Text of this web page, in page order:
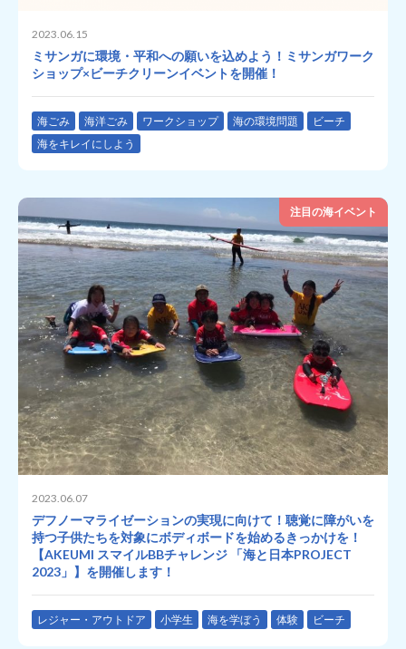
2023.06.15
ミサンガに環境・平和への願いを込めよう！ミサンガワーク
ショップ×ビーチクリーンイベントを開催！
海ごみ 海洋ごみ ワークショップ 海の環境問題
ビーチ
海をキレイにしよう
注目の海イベント
2023.06.07
デフノーマライゼーションの実現に向けて！聴覚に障がいを
持つ子供たちを対象にボディボードを始めるきっかけを！
【AKEUMI スマイルBBチャレンジ 「海と日本PROJECT
2023」】を開催します！
レジャー・アウトドア 小学生 海を学ぼう 体験 ビーチ